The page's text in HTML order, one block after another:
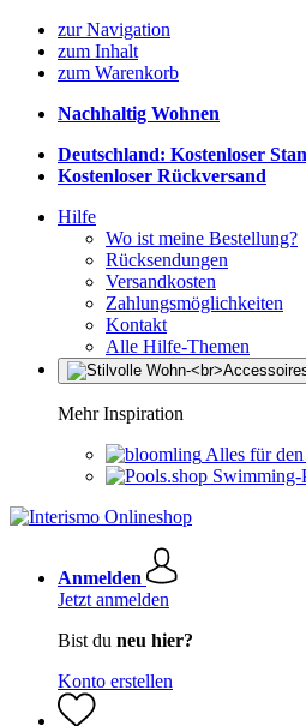
zur Navigation
zum Inhalt
zum Warenkorb
Nachhaltig Wohnen
Deutschland: Kostenloser
Kostenloser Rückversand
Hilfe
Wo ist meine Bestellung?
Rücksendungen
Versandkosten
Zahlungsmöglichkeiten
Kontakt
Alle Hilfe-Themen
Mehr Inspiration
Alles für
Swimming-
Anmelden
Jetzt anmelden
Bist du neu hier?
Konto erstellen